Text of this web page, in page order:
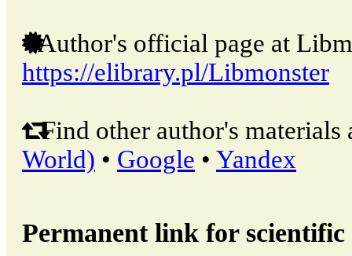
Author's official page at
https://elibrary.pl/Libmonster
Find other author's materials
World) • Google • Yandex
Permanent link for